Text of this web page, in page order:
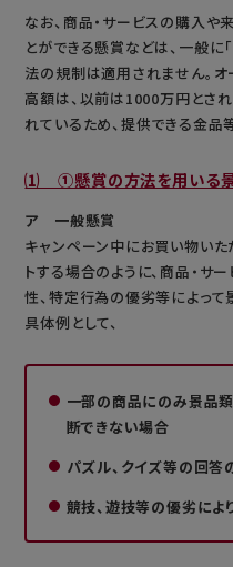
なお、商品・サービスの購入や
とができる懸賞などは、一般に
法の規制は適用されません。
高額は、以前は1000万円とさ
れているため、提供できる金品
⑴ ①懸賞の方法を用いる
ア 一般懸賞
キャンペーン中にお買い物い
トする場合のように、商品・サ
性、特定行為の優劣等によって
具体例として、
一部の商品にのみ景品
断できない場合
パズル、クイズ等の回答
競技、遊技等の優劣によ